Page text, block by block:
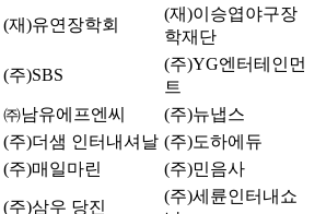
(재)유연장학회
(재)이승엽야구장
학재단
(주)SBS
(주)YG엔터테인먼
트
㈜남유에프엔씨
(주)뉴냅스
(주)더샘 인터내셔날 (주)도하에듀
(주)매일마린 (주)민음사
(주)삼우 당진
(주)세륜인터내쇼